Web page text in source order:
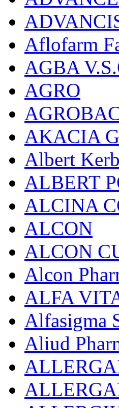
Aflofarm
AGBA
AGRO
AKACIA
Albert
ALBERT
ALCINA
ALCON
ALCON
Alcon
ALFA
Alfasigma
Aliud